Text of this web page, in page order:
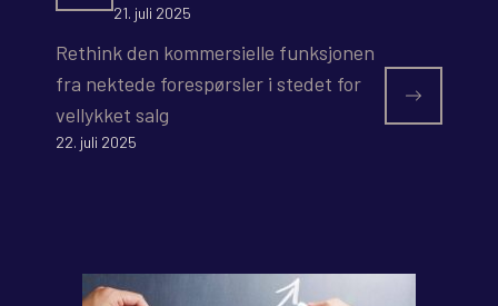
21. juli 2025
Rethink den kommersielle funksjonen
fra nektede forespørsler i stedet for
vellykket salg
22. juli 2025